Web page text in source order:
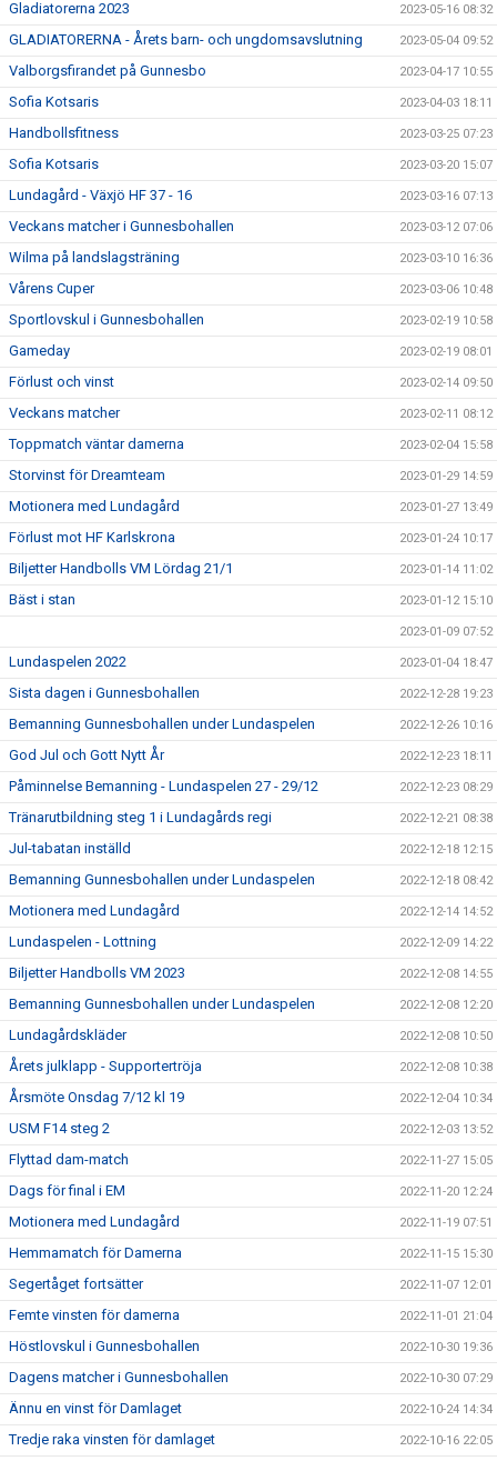
Gladiatorerna 2023 2023-05-16 08:32
GLADIATORERNA - Årets barn- och ungdomsavslutning 2023-05-04 09:52
Valborgsfirandet på Gunnesbo 2023-04-17 10:55
Sofia Kotsaris 2023-04-03 18:11
Handbollsfitness 2023-03-25 07:23
Sofia Kotsaris 2023-03-20 15:07
Lundagård - Växjö HF 37 - 16 2023-03-16 07:13
Veckans matcher i Gunnesbohallen 2023-03-12 07:06
Wilma på landslagsträning 2023-03-10 16:36
Vårens Cuper 2023-03-06 10:48
Sportlovskul i Gunnesbohallen 2023-02-19 10:58
Gameday 2023-02-19 08:01
Förlust och vinst 2023-02-14 09:50
Veckans matcher 2023-02-11 08:12
Toppmatch väntar damerna 2023-02-04 15:58
Storvinst för Dreamteam 2023-01-29 14:59
Motionera med Lundagård 2023-01-27 13:49
Förlust mot HF Karlskrona 2023-01-24 10:17
Biljetter Handbolls VM Lördag 21/1 2023-01-14 11:02
Bäst i stan 2023-01-12 15:10
2023-01-09 07:52
Lundaspelen 2022 2023-01-04 18:47
Sista dagen i Gunnesbohallen 2022-12-28 19:23
Bemanning Gunnesbohallen under Lundaspelen 2022-12-26 10:16
God Jul och Gott Nytt År 2022-12-23 18:11
Påminnelse Bemanning - Lundaspelen 27 - 29/12 2022-12-23 08:29
Tränarutbildning steg 1 i Lundagårds regi 2022-12-21 08:38
Jul-tabatan inställd 2022-12-18 12:15
Bemanning Gunnesbohallen under Lundaspelen 2022-12-18 08:42
Motionera med Lundagård 2022-12-14 14:52
Lundaspelen - Lottning 2022-12-09 14:22
Biljetter Handbolls VM 2023 2022-12-08 14:55
Bemanning Gunnesbohallen under Lundaspelen 2022-12-08 12:20
Lundagårdskläder 2022-12-08 10:50
Årets julklapp - Supportertröja 2022-12-08 10:38
Årsmöte Onsdag 7/12 kl 19 2022-12-04 10:34
USM F14 steg 2 2022-12-03 13:52
Flyttad dam-match 2022-11-27 15:05
Dags för final i EM 2022-11-20 12:24
Motionera med Lundagård 2022-11-19 07:51
Hemmamatch för Damerna 2022-11-15 15:30
Segertåget fortsätter 2022-11-07 12:01
Femte vinsten för damerna 2022-11-01 21:04
Höstlovskul i Gunnesbohallen 2022-10-30 19:36
Dagens matcher i Gunnesbohallen 2022-10-30 07:29
Ännu en vinst för Damlaget 2022-10-24 14:34
Tredje raka vinsten för damlaget 2022-10-16 22:05